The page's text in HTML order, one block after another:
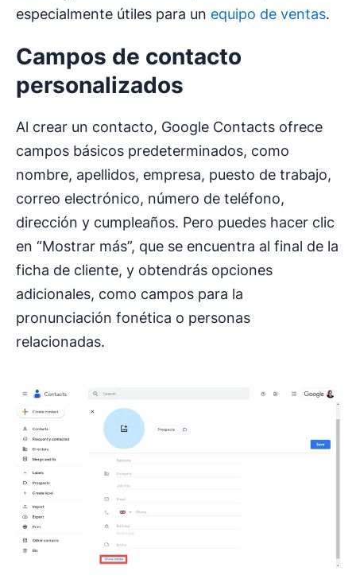
especialmente útiles para un equipo de ventas.
Campos de contacto
personalizados
Al crear un contacto, Google Contacts ofrece
campos básicos predeterminados, como
nombre, apellidos, empresa, puesto de trabajo,
correo electrónico, número de teléfono,
dirección y cumpleaños. Pero puedes hacer clic
en “Mostrar más”, que se encuentra al final de la
ficha de cliente, y obtendrás opciones
adicionales, como campos para la
pronunciación fonética o personas
relacionadas.